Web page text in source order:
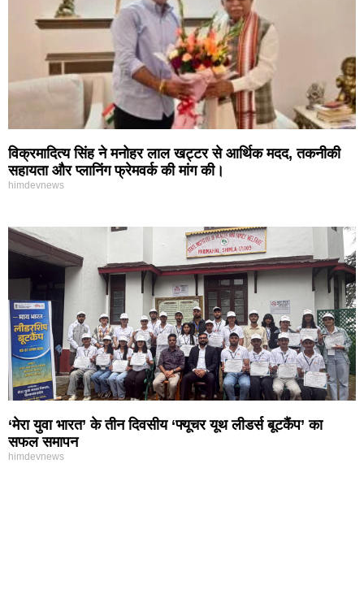
विक्रमादित्य सिंह ने मनोहर लाल खट्टर से आर्थिक मदद, तकनीकी
सहायता और प्लानिंग फ्रेमवर्क की मांग की।
himdevnews
‘मेरा युवा भारत’ के तीन दिवसीय ‘फ्यूचर यूथ लीडर्स बूटकैंप’ का
सफल समापन
himdevnews